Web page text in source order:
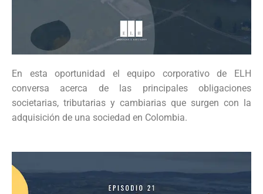
En esta oportunidad el equipo corporativo de ELH
conversa acerca de las principales obligaciones
societarias, tributarias y cambiarias que surgen con la
adquisición de una sociedad en Colombia.